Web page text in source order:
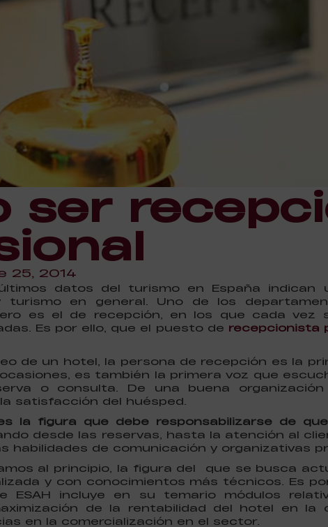
ser
25, 2014
datos del turismo en España indican
turismo en general. Uno de los
es el de recepción, en los que cada vez
Es por ello, que el puesto de recepcionista
de un hotel, la persona de recepción es la
es también la primera voz que
o consulta. De una buena
satisfacción del huésped.
la figura que debe responsabilizarse de
desde las reservas, hasta la atención al
habilidades de comunicación y organizativas
al principio, la figura del que se busca
y con conocimientos más técnicos. Es
ESAH incluye en su temario módulos
de la rentabilidad del hotel en la
en la comercialización en el sector.